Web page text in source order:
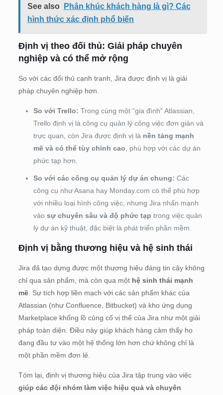
See also
Phân khúc khách hàng là gì? Các
hình thức xác định phổ biến
Định vị theo đối thủ: Giải pháp chuyên
nghiệp và có thể mở rộng
So với các đối thủ cạnh tranh, Jira được định vị là giải
pháp chuyên nghiệp hơn.
So với Trello: Trong cùng một “gia đình” Atlassian,
Trello định vị là công cụ quản lý công việc đơn giản và
trực quan, còn Jira được định vị là nền tảng mạnh
mẽ và có thể tùy chỉnh cao , phù hợp với các dự án
phức tạp hơn.
So với các công cụ quản lý dự án chung: Các
công cụ như Asana hay Monday.com có thể phù hợp
với nhiều loại hình công việc, nhưng Jira nhấn mạnh
vào sự chuyên sâu và độ phức tạp trong việc quản
lý dự án kỹ thuật, đặc biệt là phát triển phần mềm.
Định vị bằng thương hiệu và hệ sinh thái
Jira đã tạo dựng được một thương hiệu đáng tin cậy không
chỉ qua sản phẩm, mà còn qua một hệ sinh thái mạnh
mẽ. Sự tích hợp liền mạch với các sản phẩm khác của
Atlassian (như Confluence, Bitbucket) và kho ứng dụng
Marketplace khổng lồ củng cố vị thế của Jira như một giải
pháp toàn diện. Điều này giúp khách hàng cảm thấy họ
đang đầu tư vào một hệ thống lớn hơn chứ không chỉ là
một phần mềm đơn lẻ.
Tóm lại, định vị thương hiệu của Jira tập trung vào việc
giúp các đội nhóm làm việc hiệu quả và chuyên